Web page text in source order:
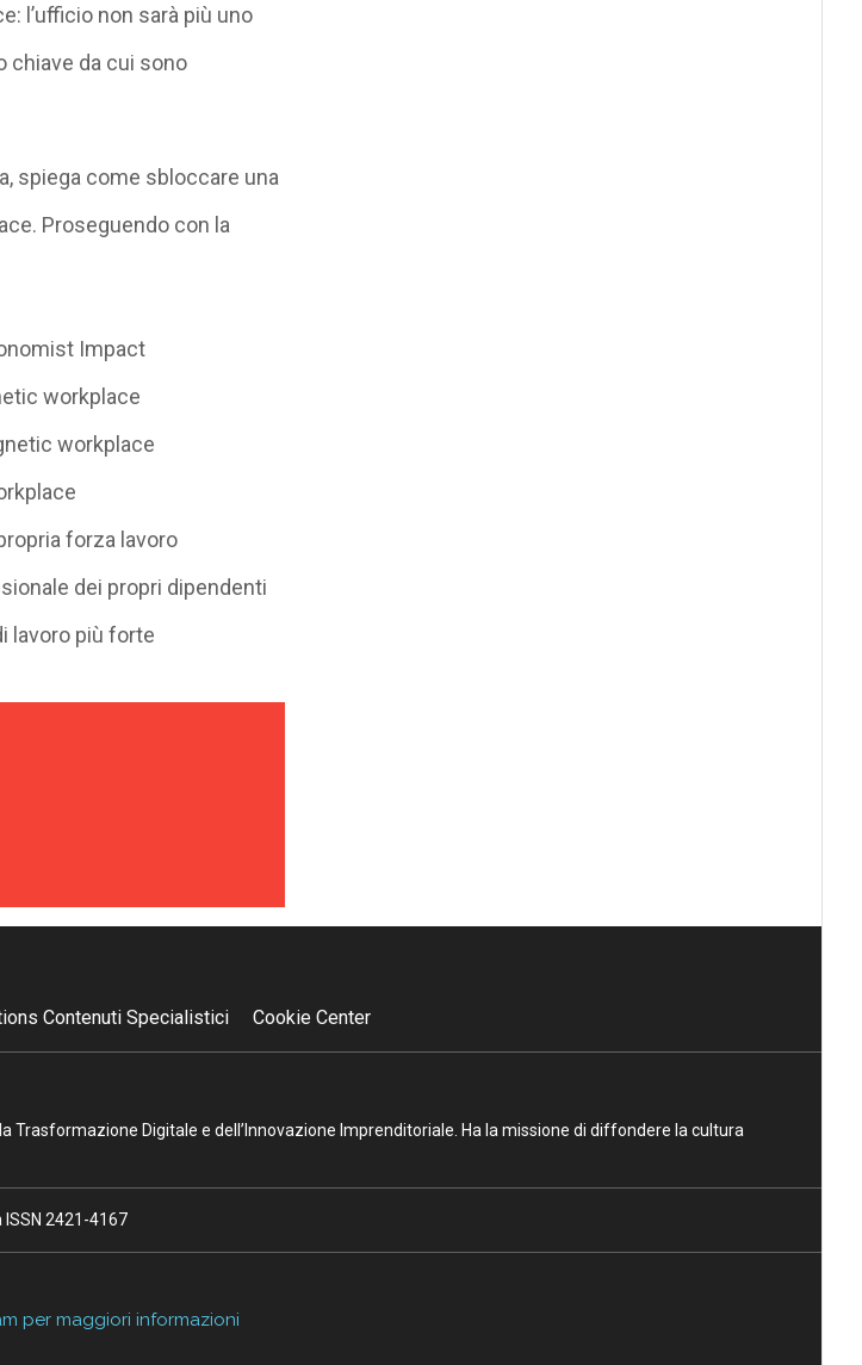
l’ufficio non sarà più uno
chiave da cui sono
spiega come sbloccare una
Proseguendo con la
Impact
workplace
workplace
forza lavoro
dei propri dipendenti
lavoro più forte
Contenuti Specialistici Cookie Center
Digitale e dell’Innovazione Imprenditoriale. Ha la missione di diffondere la cultura
2421-4167
per maggiori informazioni